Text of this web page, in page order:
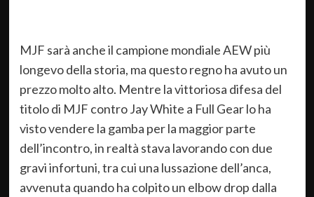
MJF sarà anche il campione mondiale AEW più
longevo della storia, ma questo regno ha avuto un
prezzo molto alto. Mentre la vittoriosa difesa del
titolo di MJF contro Jay White a Full Gear lo ha
visto vendere la gamba per la maggior parte
dell’incontro, in realtà stava lavorando con due
gravi infortuni, tra cui una lussazione dell’anca,
avvenuta quando ha colpito un elbow drop dalla